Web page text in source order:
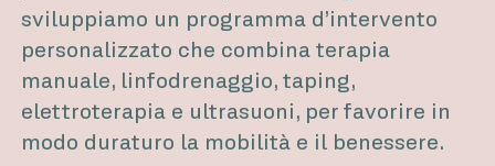
sviluppiamo un programma d’intervento
personalizzato che combina terapia
manuale, linfodrenaggio, taping,
elettroterapia e ultrasuoni, per favorire in
modo duraturo la mobilità e il benessere.